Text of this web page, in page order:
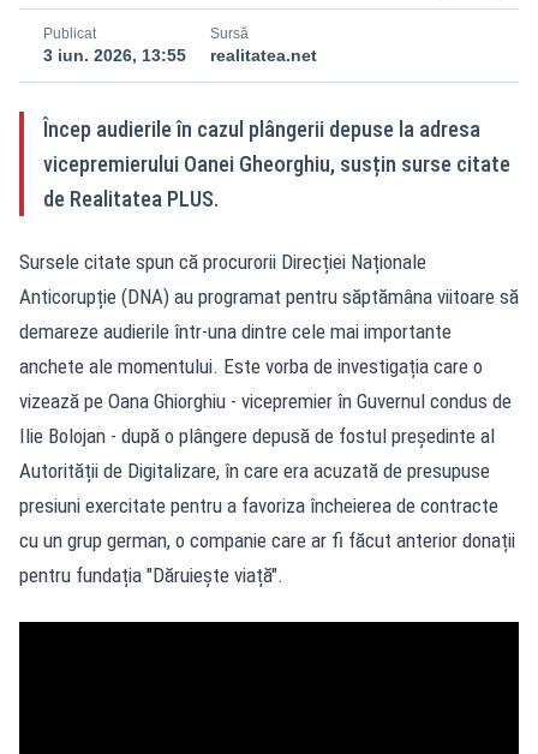
Publicat
3 iun. 2026, 13:55
Sursă
realitatea.net
Încep audierile în cazul plângerii depuse la adresa
vicepremierului Oanei Gheorghiu, susțin surse citate
de Realitatea PLUS.
Sursele citate spun că procurorii Direcției Naționale
Anticorupție (DNA) au programat pentru săptămâna viitoare să
demareze audierile într-una dintre cele mai importante
anchete ale momentului. Este vorba de investigația care o
vizează pe Oana Ghiorghiu - vicepremier în Guvernul condus de
Ilie Bolojan - după o plângere depusă de fostul președinte al
Autorității de Digitalizare, în care era acuzată de presupuse
presiuni exercitate pentru a favoriza încheierea de contracte
cu un grup german, o companie care ar fi făcut anterior donații
pentru fundația "Dăruiește viață".